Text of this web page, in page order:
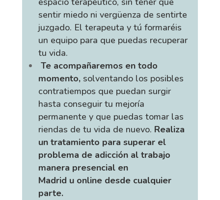
sentir miedo ni vergüenza de sentirte
juzgado. El terapeuta y tú formaréis
un equipo para que puedas recuperar
tu vida.
Te acompañaremos en todo
momento,solventando los posibles
contratiempos que puedan surgir
hasta conseguir tu mejoría
permanente y que puedas tomar las
riendas de tu vida de nuevo. Realiza
un tratamiento para superar el
problema de adicción al trabajo
manera presencial en
Madrid u online desde cualquier
parte.